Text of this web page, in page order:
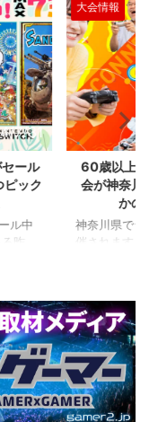
7/31
の大
はまさ
が開
島
決勝大
る対戦
族で楽
うで
レスラ
歳に
ンに登
ント ・
セール、クー
セガのサ
『ユニコ
『ペルソ
セガの最新
ファンから
や編成や育
クなどが話
売されたば
要チェック
ル」に『ユ
登場！『龍